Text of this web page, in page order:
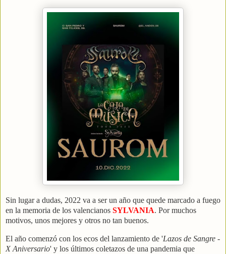
Sin lugar a dudas, 2022 va a ser un año que quede marcado a fuego
en la memoria de los valencianos SYLVANIA. Por muchos
motivos, unos mejores y otros no tan buenos.
El año comenzó con los ecos del lanzamiento de 'Lazos de Sangre -
X Aniversario' y los últimos coletazos de una pandemia que